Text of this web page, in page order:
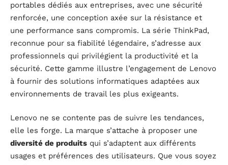
portables dédiés aux entreprises, avec une sécurité
renforcée, une conception axée sur la résistance et
une performance sans compromis. La série ThinkPad,
reconnue pour sa fiabilité légendaire, s’adresse aux
professionnels qui privilégient la productivité et la
sécurité. Cette gamme illustre l’engagement de Lenovo
à fournir des solutions informatiques adaptées aux
environnements de travail les plus exigeants.
Lenovo ne se contente pas de suivre les tendances,
elle les forge. La marque s’attache à proposer une
diversité de produits qui s’adaptent aux différents
usages et préférences des utilisateurs. Que vous soyez